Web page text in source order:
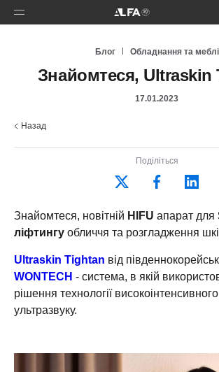
Блог Обладнання та меблі
Знайомтеся, Ultraskin
17.01.2023
Назад
Поділіться
Знайомтеся, новітній HIFU апарат для
ліфтингу обличчя та розгладження
Ultraskin Tightan від
WONTECH - система, в якій
рішення технології
ультразвуку.